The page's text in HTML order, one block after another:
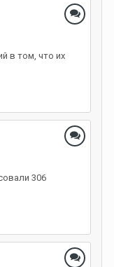
в том, что их
306